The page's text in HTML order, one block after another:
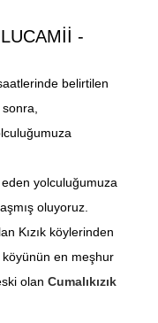
-
belirtilen
yolculuğumuza
oluyoruz.
Kızık köylerinden
köyünün en meşhur
olan Cumalıkızık